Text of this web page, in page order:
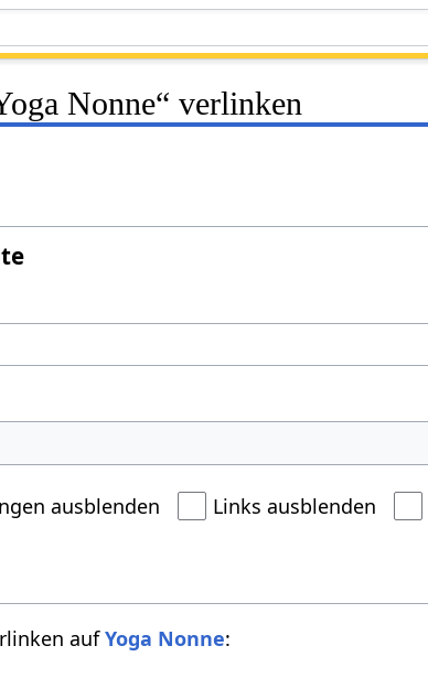
Nonne“ verlinken
ausblenden Links ausblenden
aufYoga Nonne: